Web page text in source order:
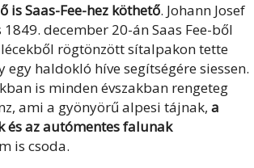
is Saas-Fee-hez köthető. Johann Josef
december 20-án Saas Fee-ből
rögtönzött sítalpakon tette
egy haldokló híve segítségére siessen.
is minden évszakban rengeteg
ami a gyönyörű alpesi tájnak, a
és az autómentes falunak
is csoda.